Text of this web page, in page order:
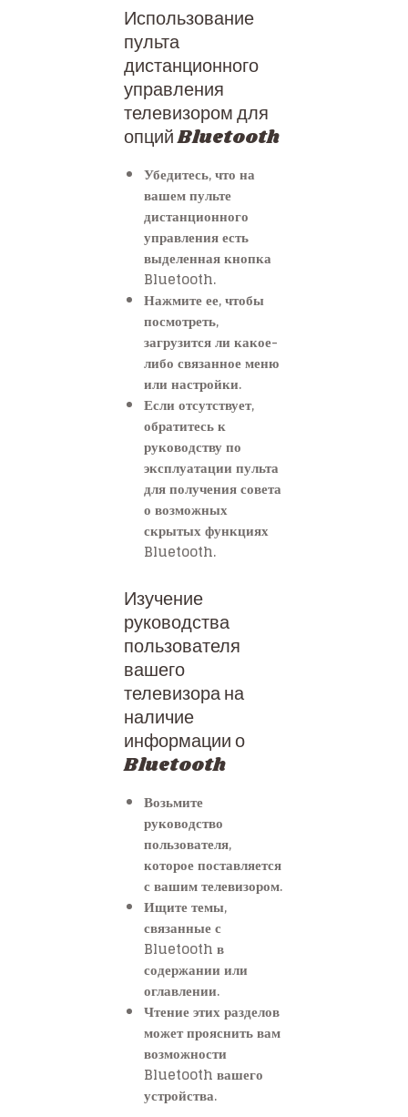
Использование
пульта
дистанционного
управления
телевизором для
опций Bluetooth
Убедитесь, что на
вашем пульте
дистанционного
управления есть
выделенная кнопка
Bluetooth.
Нажмите ее, чтобы
посмотреть,
загрузится ли какое-
либо связанное меню
или настройки.
Если отсутствует,
обратитесь к
руководству по
эксплуатации пульта
для получения совета
о возможных
скрытых функциях
Bluetooth.
Изучение
руководства
пользователя
вашего
телевизора на
наличие
информации о
Bluetooth
Возьмите
руководство
пользователя,
которое поставляется
с вашим телевизором.
Ищите темы,
связанные с
Bluetooth в
содержании или
оглавлении.
Чтение этих разделов
может прояснить вам
возможности
Bluetooth вашего
устройства.